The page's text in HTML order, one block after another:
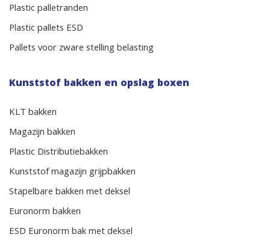
Plastic palletranden
Plastic pallets ESD
Pallets voor zware stelling belasting
Kunststof bakken en opslag boxen
KLT bakken
Magazijn bakken
Plastic Distributiebakken
Kunststof magazijn grijpbakken
Stapelbare bakken met deksel
Euronorm bakken
ESD Euronorm bak met deksel